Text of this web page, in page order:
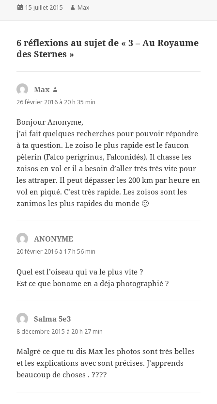
Publié
15 juillet 2015 Auteur
Max
6 réflexions au sujet de « 3 – Au Royaume
des Sternes »
Max
26 février 2016 à 20 h 35 min
Bonjour Anonyme,
j’ai fait quelques recherches pour pouvoir répondre
à ta question. Le zoiso le plus rapide est le faucon
pèlerin (Falco perigrinus, Falconidés). Il chasse les
zoisos en vol et il a besoin d’aller très très vite pour
les attraper. Il peut dépasser les 200 km par heure en
vol en piqué. C’est très rapide. Les zoisos sont les
zanimos les plus rapides du monde 🙂
ANONYME
20 février 2016 à 17 h 56 min
Quel est l’oiseau qui va le plus vite ?
Est ce que bonome en a déja photographié ?
Salma 5e3
8 décembre 2015 à 20 h 27 min
Malgré ce que tu dis Max les photos sont très belles
et les explications avec sont précises. J’apprends
beaucoup de choses . ????